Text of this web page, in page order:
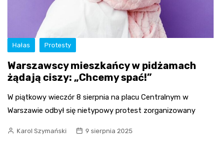
Hałas Protesty
Warszawscy mieszkańcy w pidżamach
żądają ciszy: „Chcemy spać!”
W piątkowy wieczór 8 sierpnia na placu Centralnym w
Warszawie odbył się nietypowy protest zorganizowany
Karol Szymański 9 sierpnia 2025